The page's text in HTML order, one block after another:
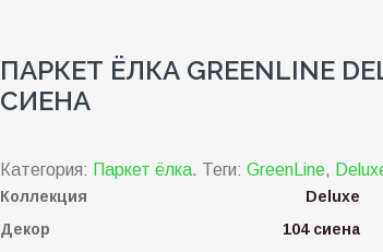
ПАРКЕТ ЁЛКА GREENLINE
СИЕНА
Категория: Паркет ёлка. Теги: GreenLine,
Коллекция
Deluxe
Декор
104 сиена